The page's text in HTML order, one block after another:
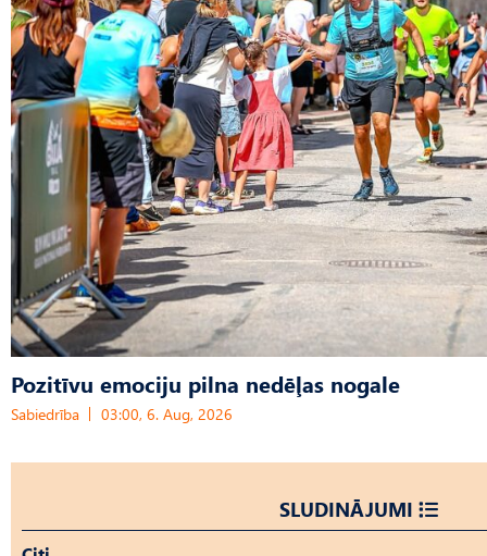
Pozitīvu emociju pilna nedēļas nogale
Sabiedrība 03:00, 6. Aug, 2026
SLUDINĀJUMI